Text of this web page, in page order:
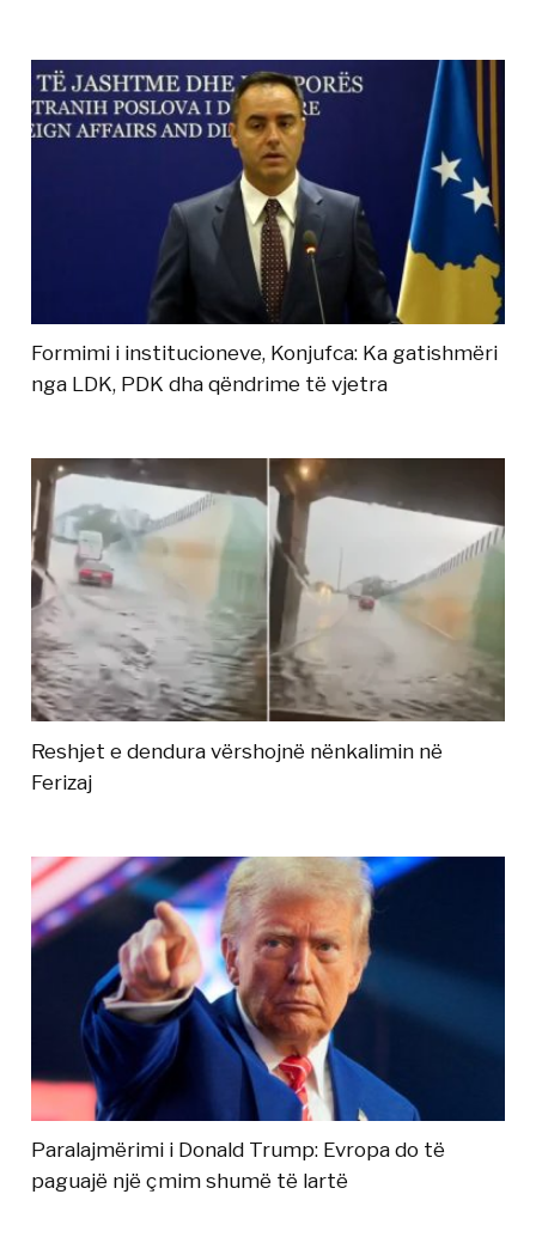
Formimi i institucioneve, Konjufca: Ka gatishmëri
nga LDK, PDK dha qëndrime të vjetra
Reshjet e dendura vërshojnë nënkalimin në
Ferizaj
Paralajmërimi i Donald Trump: Evropa do të
paguajë një çmim shumë të lartë